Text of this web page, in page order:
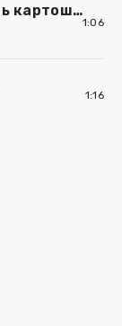
Антошка Пойдём копать картошку (ИИ кавер)
1:06
1:16